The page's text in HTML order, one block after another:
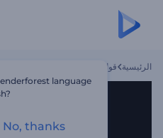
الرئيسية قوالب
language
No, thanks